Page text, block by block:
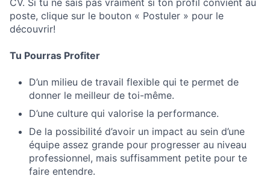
CV. Si tu ne sais pas vraiment si ton profil convient au
poste, clique sur le bouton « Postuler » pour le
découvrir!
Tu Pourras Profiter
D’un milieu de travail flexible qui te permet de
donner le meilleur de toi-même.
D’une culture qui valorise la performance.
De la possibilité d’avoir un impact au sein d’une
équipe assez grande pour progresser au niveau
professionnel, mais suffisamment petite pour te
faire entendre.